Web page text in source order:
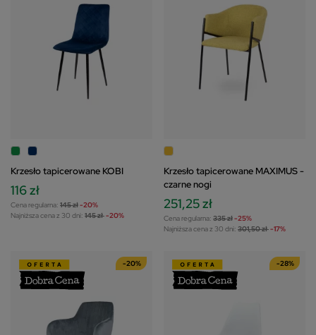
Krzesło tapicerowane KOBI
116 zł
Cena regularna: 145 zł-20%
Najniższa cena z 30 dni: 145 zł-20%
Krzesło tapicerowane MAXIMUS -
czarne nogi
251,25 zł
Cena regularna: 335 zł-25%
Najniższa cena z 30 dni: 301,50 zł-17%
-20% -28%